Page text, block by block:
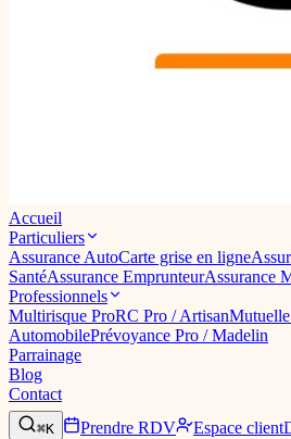
Accueil
Particuliers
Assurance AutoCarte grise en ligne
SantéAssurance EmprunteurAssurance
Professionnels
Multirisque ProRC Pro / Artisan
AutomobilePrévoyance Pro / Madelin
Parrainage
Blog
Contact
⌘K Prendre RDV Espace client